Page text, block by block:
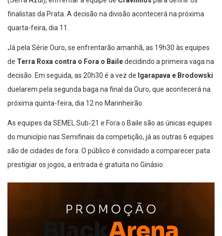
(Serra Azul), enfrentar a equipe de Cravinhos para definir os
finalistas da Prata. A decisão na divisão acontecerá na próxima
quarta-feira, dia 11.
Já pela Série Ouro, se enfrentarão amanhã, as 19h30 às equipes
de Terra Roxa contra o Fora o Baile decidindo a primeira vaga na
decisão. Em seguida, as 20h30 é a vez de Igarapava e Brodowski
duelarem pela segunda baga na final da Ouro, que acontecerá na
próxima quinta-feira, dia 12 no Marinheirão.
As equipes da SEMEL Sub-21 e Fora o Baile são as únicas equipes
do município nas Semifinais da competição, já as outras 6 equipes
são de cidades de fora. O público é convidado a comparecer pata
prestigiar os jogos, a entrada é gratuita no Ginásio.